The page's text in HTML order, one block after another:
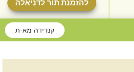
להזמנת תור לדניאלה
קנדידה מא-ת